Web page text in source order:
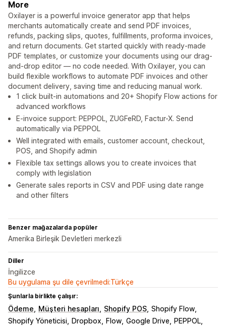
More
Oxilayer is a powerful invoice generator app that helps
merchants automatically create and send PDF invoices,
refunds, packing slips, quotes, fulfillments, proforma invoices,
and return documents. Get started quickly with ready-made
PDF templates, or customize your documents using our drag-
and-drop editor — no code needed. With Oxilayer, you can
build flexible workflows to automate PDF invoices and other
document delivery, saving time and reducing manual work.
1 click built-in automations and 20+ Shopify Flow actions for
advanced workflows
E-invoice support: PEPPOL, ZUGFeRD, Factur-X. Send
automatically via PEPPOL
Well integrated with emails, customer account, checkout,
POS, and Shopify admin
Flexible tax settings allows you to create invoices that
comply with legislation
Generate sales reports in CSV and PDF using date range
and other filters
Benzer mağazalarda popüler
Amerika Birleşik Devletleri merkezli
Diller
İngilizce
Bu uygulama şu dile çevrilmedi:Türkçe
Şunlarla birlikte çalışır:
Ödeme Müşteri hesapları Shopify POS Shopify Flow
Shopify Yöneticisi
Dropbox Flow Google Drive
PEPPOL